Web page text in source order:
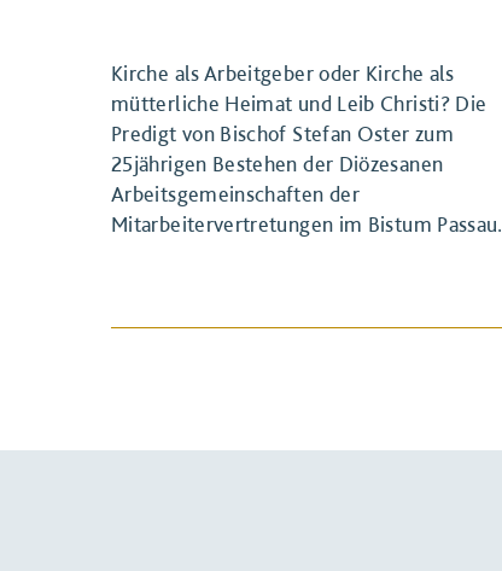
Kirche als Arbeitgeber oder Kirche als
mütterliche Heimat und Leib Christi? Die
Predigt von Bischof Stefan Oster zum
25jährigen Bestehen der Diözesanen
Arbeitsgemeinschaften der
Mitarbeitervertretungen im Bistum Passau.